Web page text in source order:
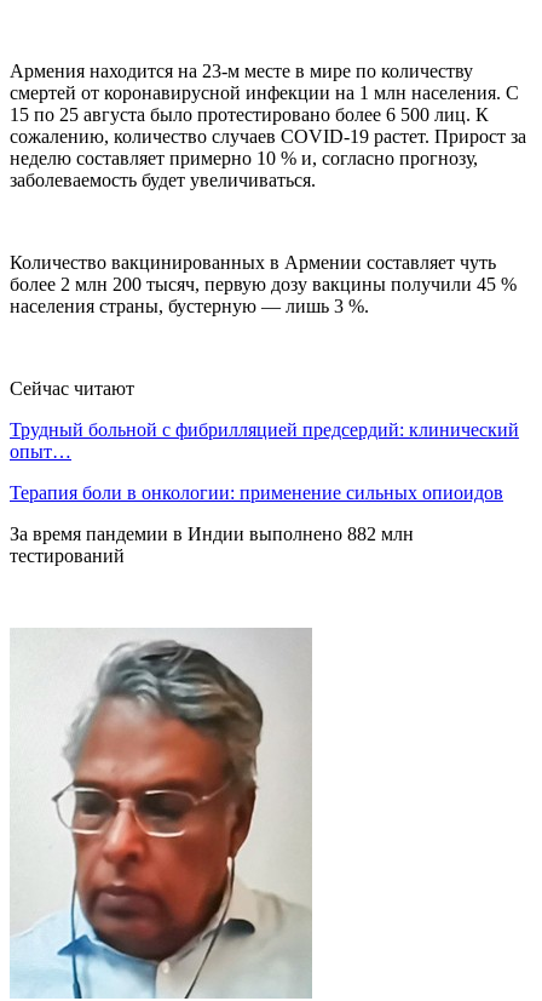
Армения находится на 23-м месте в мире по количеству
смертей от коронавирусной инфекции на 1 млн населения. С
15 по 25 августа было протестировано более 6 500 лиц. К
сожалению, количество случаев COVID-19 растет. Прирост за
неделю составляет примерно 10 % и, согласно прогнозу,
заболеваемость будет увеличиваться.
Количество вакцинированных в Армении составляет чуть
более 2 млн 200 тысяч, первую дозу вакцины получили 45 %
населения страны, бустерную — лишь 3 %.
Сейчас читают
Трудный больной с фибрилляцией предсердий: клинический
опыт…
Терапия боли в онкологии: применение сильных опиоидов
За время пандемии в Индии выполнено 882 млн
тестирований